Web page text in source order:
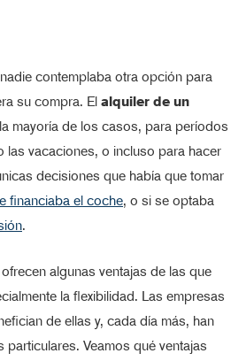
contemplaba otra opción para
su compra. El alquiler de un
mayoría de los casos, para períodos
las vacaciones, o incluso para hacer
decisiones que había que tomar
financiaba el coche, o si se optaba
.
ofrecen algunas ventajas de las que
la flexibilidad. Las empresas
de ellas y, cada día más, han
Veamos qué ventajas